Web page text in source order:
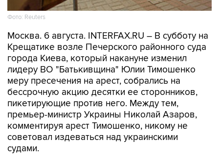
Фото: Reuters
Москва. 6 августа. INTERFAX.RU – В субботу на
Крещатике возле Печерского районного суда
города Киева, который накануне изменил
лидеру ВО "Батькивщина" Юлии Тимошенко
меру пресечения на арест, собрались на
бессрочную акцию десятки ее сторонников,
пикетирующие против него. Между тем,
премьер-министр Украины Николай Азаров,
комментируя арест Тимошенко, никому не
советовал издеваться над украинскими
судами.